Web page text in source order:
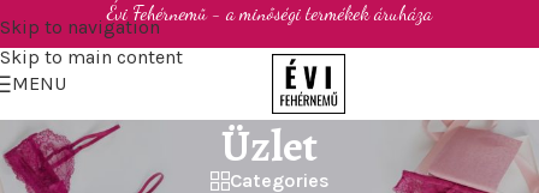
Skip to navigation
Skip to main content
Évi Fehérnemű - a minőségi termékek áruháza
MENU
Üzlet
Categories